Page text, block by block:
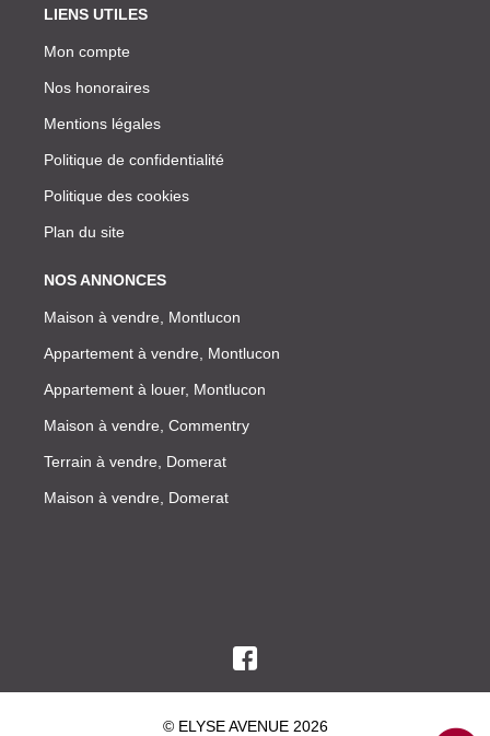
LIENS UTILES
Mon compte
Nos honoraires
Mentions légales
Politique de confidentialité
Politique des cookies
Plan du site
NOS ANNONCES
Maison à vendre, Montlucon
Appartement à vendre, Montlucon
Appartement à louer, Montlucon
Maison à vendre, Commentry
Terrain à vendre, Domerat
Maison à vendre, Domerat
© ELYSE AVENUE 2026